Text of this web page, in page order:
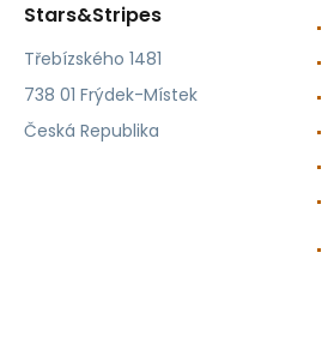
Stars&Stripes
Třebízského 1481
738 01 Frýdek-Místek
Česká Republika